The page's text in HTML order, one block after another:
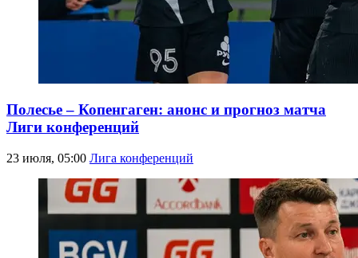
Полесье – Копенгаген: анонс и прогноз матча
Лиги конференций
23 июля, 05:00 Лига конференций